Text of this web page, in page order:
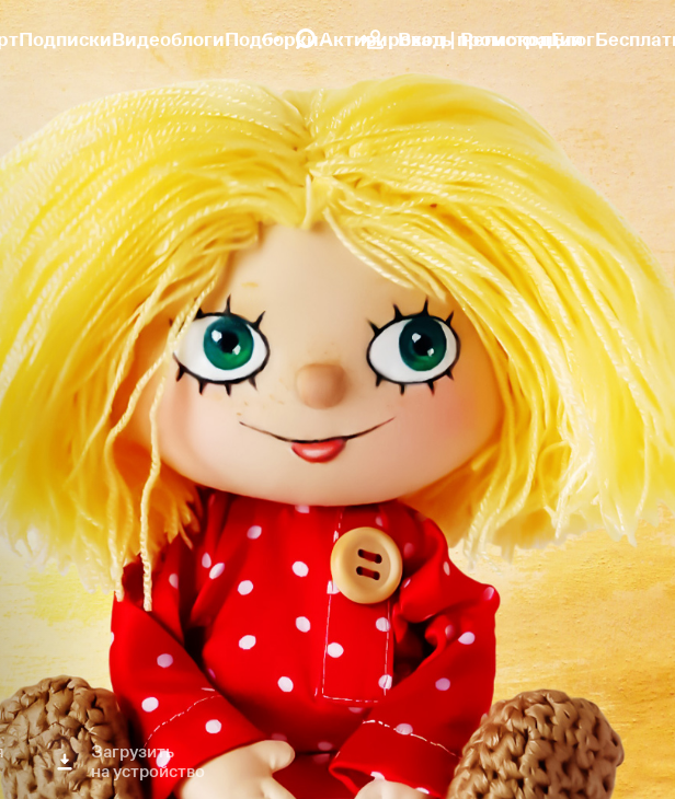
ПодпискиВидеоблогиПодборкиАктивировать промокодБлог
Вход | Регистрация
Загрузить
на устройство